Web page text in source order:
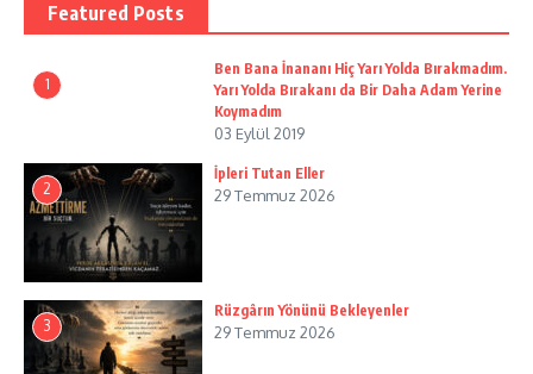
Featured Posts
1
Ben Bana İnananı Hiç Yarı Yolda Bırakmadım.
Yarı Yolda Bırakanı da Bir Daha Adam Yerine
Koymadım
03 Eylül 2019
2
İpleri Tutan Eller
29 Temmuz 2026
3
Rüzgârın Yönünü Bekleyenler
29 Temmuz 2026